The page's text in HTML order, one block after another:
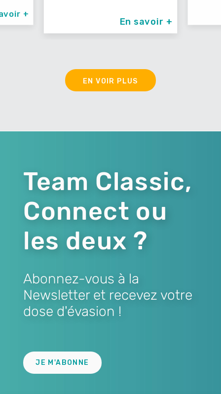
+
En savoir +
EN VOIR PLUS
Team Classic,
Connect ou
les deux ?
Abonnez-vous à la
Newsletter et recevez votre
dose d'évasion !
JE M'ABONNE